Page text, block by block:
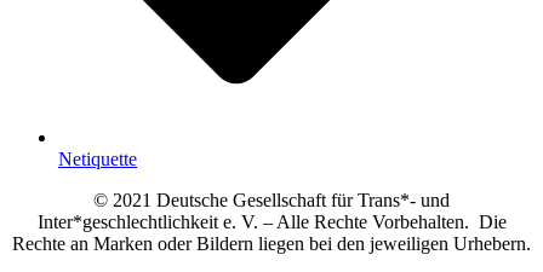
Netiquette
© 2021 Deutsche Gesellschaft für Trans*- und
Inter*geschlechtlichkeit e. V. – Alle Rechte Vorbehalten. Die
Rechte an Marken oder Bildern liegen bei den jeweiligen Urhebern.